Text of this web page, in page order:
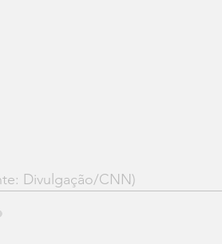
Divulgação/CNN)